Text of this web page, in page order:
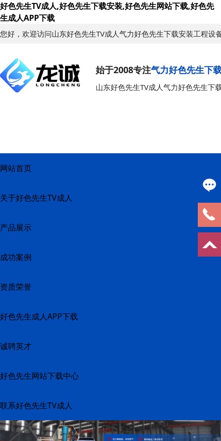
好色先生TV成人,好色先生下载安装,好色先生网站下载,好色先
生成人APP下载
您好，欢迎访问山东好色先生TV成人气力好色先生下载安装工程设
始于2008专注气力好色先生下
山东好色先生TV成人气力好色先生下
网站首页
关于好色先生TV成人
产品展示
成功案例
资质荣誉
好色先生成人APP下载
诚聘英才
好色先生网站下载中心
联系好色先生TV成人